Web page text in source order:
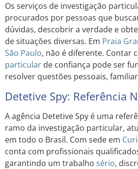
Os serviços de investigação
procurados por pessoas que
dúvidas, descobrir a verdade e
de situações diversas. Em Praia
São Paulo, não é diferente. Contar
particular de confiança pode ser
resolver questões pessoais,
Detetive Spy: Referência
A agência Detetive Spy é uma
ramo da investigação particular,
em todo o Brasil. Com sede em
conta com profissionais
garantindo um trabalho sério,